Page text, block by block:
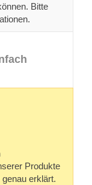
Bitte
Produkte
erklärt.